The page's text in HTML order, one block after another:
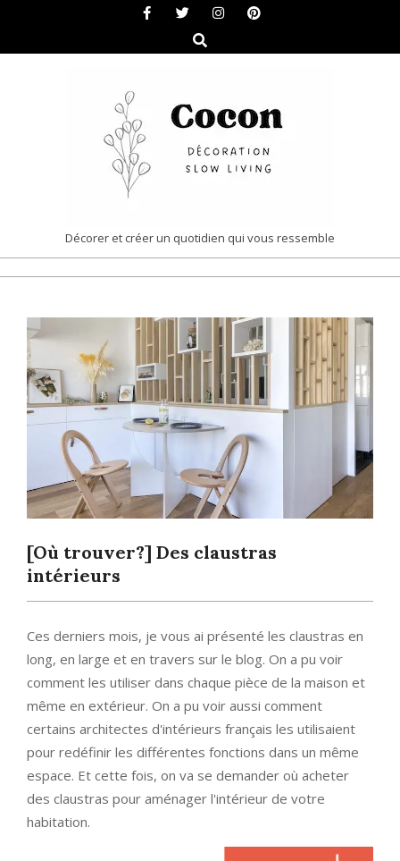
content
Search
COCON
|
&
SLOW
LIVING
Décorer et créer un quotidien qui vous ressemble
Menu
[Où trouver?] Des claustras
intérieurs
Ces derniers mois, je vous ai présenté les claustras en
long, en large et en travers sur le blog. On a pu voir
comment les utiliser dans chaque pièce de la maison et
même en extérieur. On a pu voir aussi comment
certains architectes d'intérieurs français les utilisaient
pour redéfinir les différentes fonctions dans un même
espace. Et cette fois, on va se demander où acheter
des claustras pour aménager l'intérieur de votre
habitation.